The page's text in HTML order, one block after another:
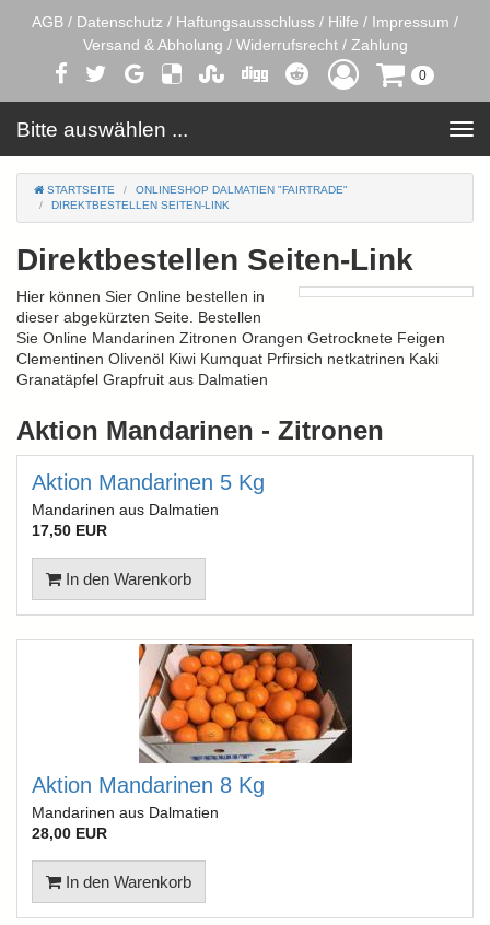
AGB / Datenschutz / Haftungsausschluss / Hilfe / Impressum /
Versand & Abholung / Widerrufsrecht / Zahlung
0
Bitte auswählen ...
STARTSEITE
ONLINESHOP DALMATIEN "FAIRTRADE"
DIREKTBESTELLEN SEITEN-LINK
Direktbestellen Seiten-Link
Hier können Sier Online bestellen in
dieser abgekürzten Seite. Bestellen
Sie Online Mandarinen Zitronen Orangen Getrocknete Feigen
Clementinen Olivenöl Kiwi Kumquat Prfirsich netkatrinen Kaki
Granatäpfel Grapfruit aus Dalmatien
Aktion Mandarinen - Zitronen
Aktion Mandarinen 5 Kg
Mandarinen aus Dalmatien
17,50 EUR
In den Warenkorb
Aktion Mandarinen 8 Kg
Mandarinen aus Dalmatien
28,00 EUR
In den Warenkorb